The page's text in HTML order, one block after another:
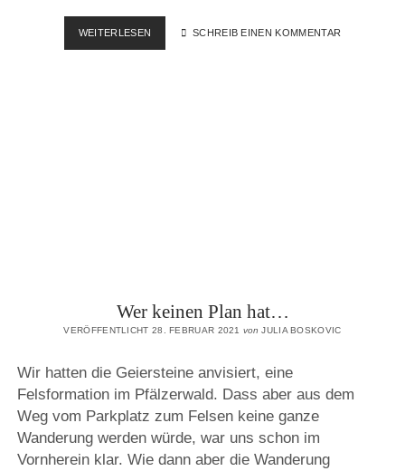
WEITERLESEN
VERGESSEN
SCHREIB EINEN KOMMENTAR
Wer keinen Plan hat…
VERÖFFENTLICHT 28. FEBRUAR 2021von JULIA BOSKOVIC
Wir hatten die Geiersteine anvisiert, eine
Felsformation im Pfälzerwald. Dass aber aus dem
Weg vom Parkplatz zum Felsen keine ganze
Wanderung werden würde, war uns schon im
Vornherein klar. Wie dann aber die Wanderung